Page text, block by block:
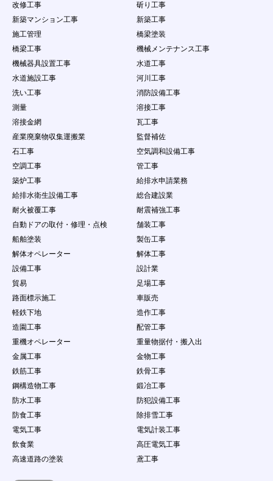
改修工事
斫り工事
新築マンション工事
新築工事
施工管理
橋梁塗装
橋梁工事
機械メンテナンス工事
機械器具設置工事
水道工事
水道施設工事
河川工事
洗い工事
消防設備工事
測量
溶接工事
溶接金網
瓦工事
産業廃棄物収集運搬業
監督補佐
石工事
空気調和設備工事
空調工事
管工事
築炉工事
給排水申請業務
給排水衛生設備工事
総合建設業
耐火被覆工事
耐震補強工事
自動ドアの取付・修理・点検
舗装工事
船舶塗装
製缶工事
解体オペレーター
解体工事
設備工事
設計業
貿易
足場工事
路面標示施工
車販売
軽鉄下地
造作工事
造園工事
配管工事
重機オペレーター
重量物据付・搬入出
金属工事
金物工事
鉄筋工事
鉄骨工事
鋼構造物工事
鍛冶工事
防水工事
防犯設備工事
防食工事
除排雪工事
電気工事
電気計装工事
飲食業
高圧電気工事
高速道路の塗装
鳶工事